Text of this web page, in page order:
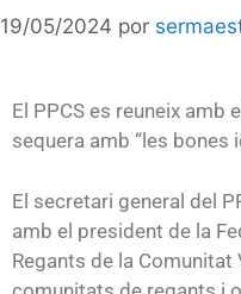
19/05/2024 por
El PPCS es reuneix amb
sequera amb “les bones
El secretari general del
amb el president de la
Regants de la